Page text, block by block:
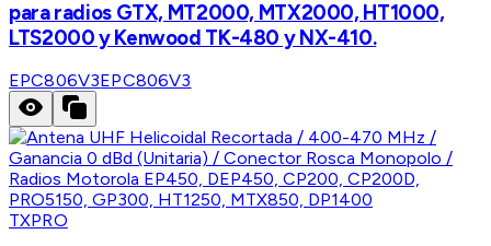
para radios GTX, MT2000, MTX2000, HT1000,
LTS2000 y Kenwood TK-480 y NX-410.
EPC806V3EPC806V3
TXPRO